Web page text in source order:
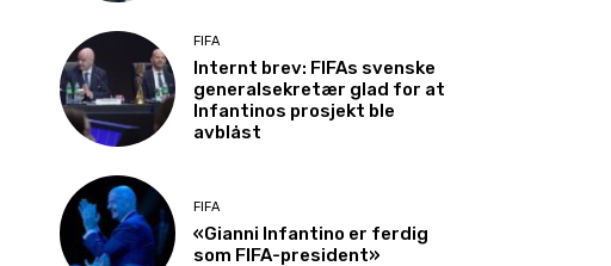
FIFA
Internt brev: FIFAs svenske
generalsekretær glad for at
Infantinos prosjekt ble
avblåst
FIFA
«Gianni Infantino er ferdig
som FIFA-president»